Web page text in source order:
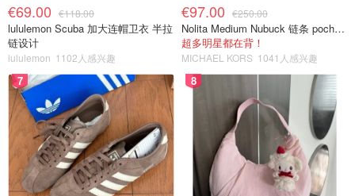
€69.00 €118.00
lululemon Scuba 加大连帽卫衣 半拉
链设计
lululemon 1102人感兴趣
€97.00 €250.00
Nolita Medium Nubuck 链条 pochette
超多明星都在背！
MICHAEL KORS 1041人感兴趣
7 8